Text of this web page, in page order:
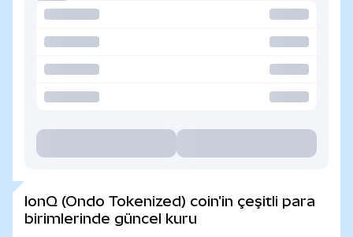
IonQ (Ondo Tokenized) coin'in çeşitli para
birimlerinde güncel kuru